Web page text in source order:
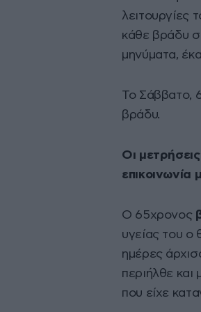
λειτουργίες
κάθε βράδυ
μηνύματα,
Το Σάββατο,
βράδυ.
Οι
επικοινωνία
Ο 65χρονος
υγείας του ο
ημέρες
περιήλθε και
που είχε